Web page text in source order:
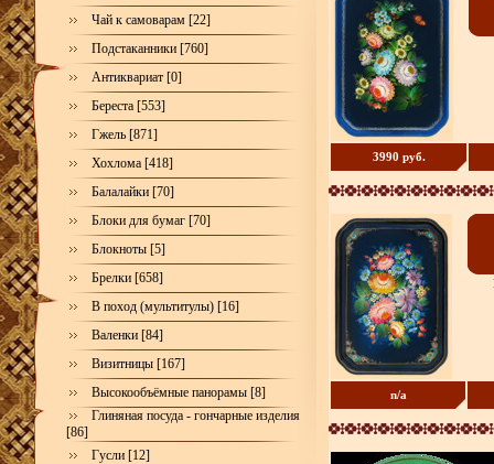
Чай к самоварам [22]
Подстаканники [760]
Антиквариат [0]
Береста [553]
Гжель [871]
Хохлома [418]
Балалайки [70]
Блоки для бумаг [70]
Блокноты [5]
Брелки [658]
В поход (мультитулы) [16]
Валенки [84]
Визитницы [167]
Высокообъёмные панорамы [8]
Глиняная посуда - гончарные изделия
[86]
Гусли [12]
3990 руб.
n/a